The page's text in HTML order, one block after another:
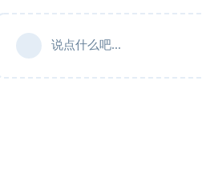
说点什么吧...